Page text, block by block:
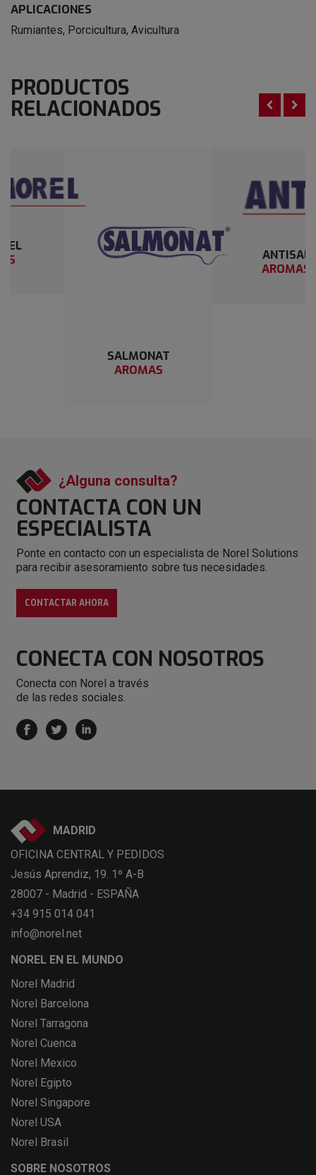
APLICACIONES
Rumiantes, Porcicultura, Avicultura
PRODUCTOS
RELACIONADOS
SALMONAT
ANTISAL
AROMAS
¿Alguna consulta?
CONTACTA CON UN
ESPECIALISTA
Ponte en contacto con un especialista de Norel Solutions
para recibir asesoramiento sobre tus necesidades.
CONTACTAR AHORA
CONECTA CON NOSOTROS
Conecta con Norel a través
de las redes sociales.
MADRID
OFICINA CENTRAL Y PEDIDOS
Jesús Aprendiz, 19. 1º A-B
28007 - Madrid - ESPAÑA
+34 915 014 041
info@norel.net
NOREL EN EL MUNDO
Norel Madrid
Norel Barcelona
Norel Tarragona
Norel Cuenca
Norel Mexico
Norel Egipto
Norel Singapore
Norel USA
Norel Brasil
SOBRE NOSOTROS